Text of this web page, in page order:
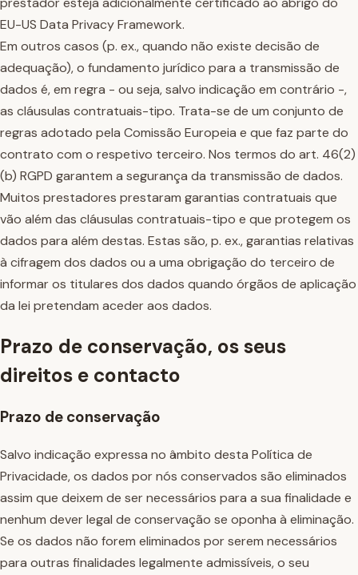
EU-US Data Privacy Framework.
Em outros casos (p. ex., quando não existe decisão de
adequação), o fundamento jurídico para a transmissão de
dados é, em regra - ou seja, salvo indicação em contrário -,
as cláusulas contratuais-tipo. Trata-se de um conjunto de
regras adotado pela Comissão Europeia e que faz parte do
contrato com o respetivo terceiro. Nos termos do art. 46(2)
(b) RGPD garantem a segurança da transmissão de dados.
Muitos prestadores prestaram garantias contratuais que
vão além das cláusulas contratuais-tipo e que protegem os
dados para além destas. Estas são, p. ex., garantias relativas
à cifragem dos dados ou a uma obrigação do terceiro de
informar os titulares dos dados quando órgãos de aplicação
da lei pretendam aceder aos dados.
Prazo de conservação, os seus
direitos e contacto
Prazo de conservação
Salvo indicação expressa no âmbito desta Política de
Privacidade, os dados por nós conservados são eliminados
assim que deixem de ser necessários para a sua finalidade e
nenhum dever legal de conservação se oponha à eliminação.
Se os dados não forem eliminados por serem necessários
para outras finalidades legalmente admissíveis, o seu